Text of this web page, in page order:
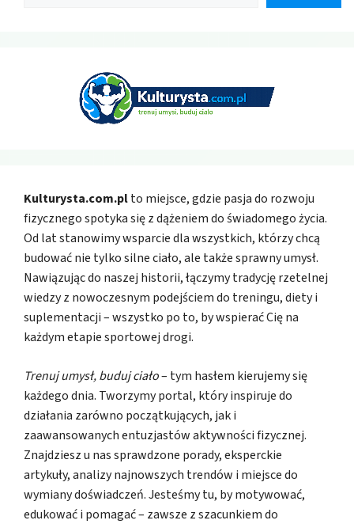
Kulturysta.com.plto miejsce, gdzie pasja do rozwoju
fizycznego spotyka się z dążeniem do świadomego życia.
Od lat stanowimy wsparcie dla wszystkich, którzy chcą
budować nie tylko silne ciało, ale także sprawny umysł.
Nawiązując do naszej historii, łączymy tradycję rzetelnej
wiedzy z nowoczesnym podejściem do treningu, diety i
suplementacji – wszystko po to, by wspierać Cię na
każdym etapie sportowej drogi.
Trenuj umysł, buduj ciało– tym hasłem kierujemy się
każdego dnia. Tworzymy portal, który inspiruje do
działania zarówno początkujących, jak i
zaawansowanych entuzjastów aktywności fizycznej.
Znajdziesz u nas sprawdzone porady, eksperckie
artykuły, analizy najnowszych trendów i miejsce do
wymiany doświadczeń. Jesteśmy tu, by motywować,
edukować i pomagać – zawsze z szacunkiem do